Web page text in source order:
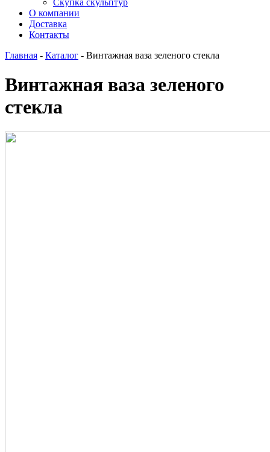
Скупка скульптур
О компании
Доставка
Контакты
Главная - Каталог - Винтажная ваза зеленого стекла
Винтажная ваза зеленого
стекла